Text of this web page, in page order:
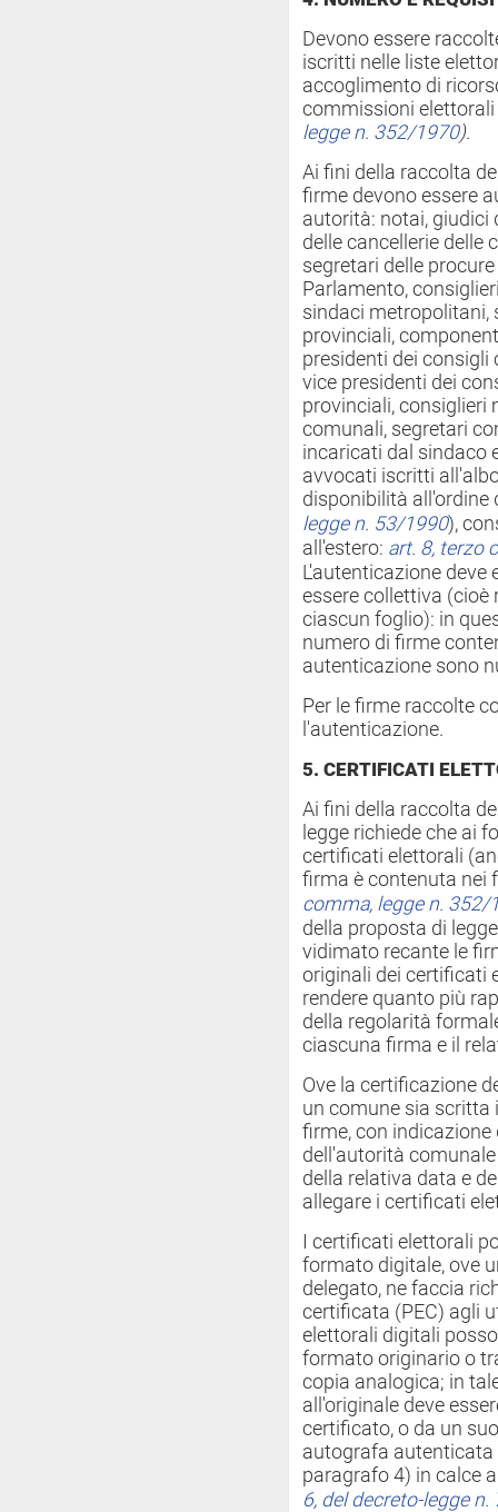
Devono essere
iscritti nelle liste
accoglimento di
commissioni elettorali
legge n. 352/1970).
Ai fini della raccolta
firme devono essere
autorità: notai, giudici
delle cancellerie delle
segretari delle
Parlamento,
sindaci metropolitani,
provinciali,
presidenti dei consigli
vice presidenti dei
provinciali, consiglieri
comunali, segretari
incaricati dal sindaco
avvocati iscritti
disponibilità all'ordine
legge n. 53/1990),
all'estero: art. 8, terzo
L'autenticazione deve
essere collettiva
ciascun foglio): in
numero di firme
autenticazione sono
Per le firme raccolte
l'autenticazione.
5. CERTIFICATI
Ai fini della raccolta
legge richiede che ai
certificati elettorali
firma è contenuta nei
comma, legge n. 352/
della proposta di
vidimato recante le
originali dei certificati
rendere quanto più
della regolarità
ciascuna firma e il
Ove la certificazione
un comune sia scritta
firme, con indicazione
dell'autorità
della relativa data e
allegare i certificati
I certificati elettorali
formato digitale, ove
delegato, ne faccia
certificata (PEC) agli
elettorali digitali
formato originario o
copia analogica; in
all'originale deve
certificato, o da un
autografa autenticata
paragrafo 4) in calce
6, del decreto-legge